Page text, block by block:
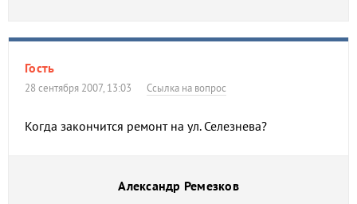
Гость
28 сентября 2007, 13:03 Ссылка на вопрос
Когда закончится ремонт на ул. Селезнева?
Александр Ремезков